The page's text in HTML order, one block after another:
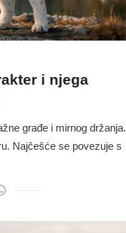
i njega
građe i mirnog držanja.
Najčešće se povezuje s